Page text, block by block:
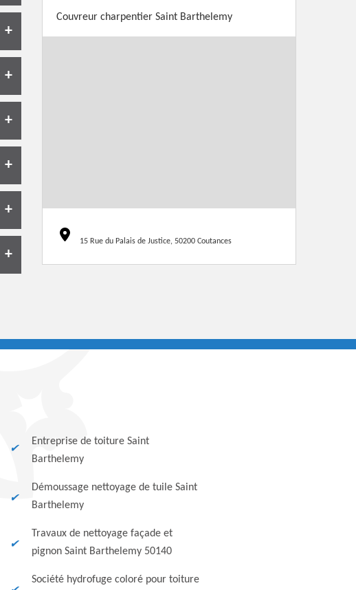
Couvreur charpentier Saint Barthelemy
15 Rue du Palais de Justice, 50200 Coutances
Entreprise de toiture Saint
Barthelemy
Démoussage nettoyage de tuile Saint
Barthelemy
Travaux de nettoyage façade et
pignon Saint Barthelemy 50140
Société hydrofuge coloré pour toiture